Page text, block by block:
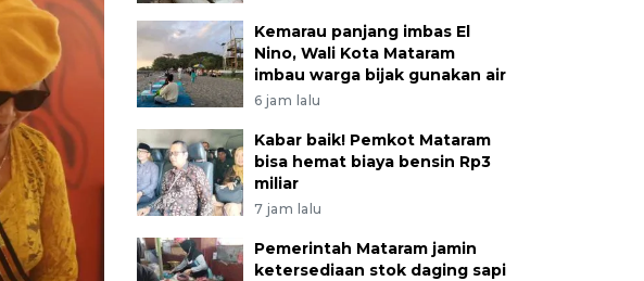
Kemarau panjang imbas El
Nino, Wali Kota Mataram
imbau warga bijak gunakan air
6 jam lalu
Kabar baik! Pemkot Mataram
bisa hemat biaya bensin Rp3
miliar
7 jam lalu
Pemerintah Mataram jamin
ketersediaan stok daging sapi